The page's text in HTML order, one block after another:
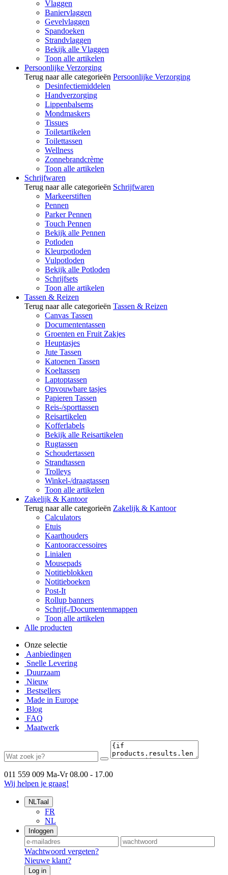
Vlaggen
Baniervlaggen
Gevelvlaggen
Spandoeken
Strandvlaggen
Bekijk alle Vlaggen
Toon alle artikelen
Persoonlijke Verzorging
Terug naar alle categorieën Persoonlijke Verzorging
Desinfectiemiddelen
Handverzorging
Lippenbalsems
Mondmaskers
Tissues
Toiletartikelen
Toilettassen
Wellness
Zonnebrandcrème
Toon alle artikelen
Schrijfwaren
Terug naar alle categorieën Schrijfwaren
Markeerstiften
Pennen
Parker Pennen
Touch Pennen
Bekijk alle Pennen
Potloden
Kleurpotloden
Vulpotloden
Bekijk alle Potloden
Schrijfsets
Toon alle artikelen
Tassen & Reizen
Terug naar alle categorieën Tassen & Reizen
Canvas Tassen
Documententassen
Groenten en Fruit Zakjes
Heuptasjes
Jute Tassen
Katoenen Tassen
Koeltassen
Laptoptassen
Opvouwbare tasjes
Papieren Tassen
Reis-/sporttassen
Reisartikelen
Kofferlabels
Bekijk alle Reisartikelen
Rugtassen
Schoudertassen
Strandtassen
Trolleys
Winkel-/draagtassen
Toon alle artikelen
Zakelijk & Kantoor
Terug naar alle categorieën Zakelijk & Kantoor
Calculators
Etuis
Kaarthouders
Kantooraccessoires
Linialen
Mousepads
Notitieblokken
Notitieboeken
Post-It
Rollup banners
Schrijf-/Documentenmappen
Toon alle artikelen
Alle producten
Onze selectie
Aanbiedingen
Snelle Levering
Duurzaam
Nieuw
Bestsellers
Made in Europe
Blog
FAQ
Maatwerk
011 559 009 Ma-Vr 08.00 - 17.00
Wij helpen je graag!
NLTaal
FR
NL
Inloggen
Wachtwoord vergeten?
Nieuwe klant?
Log in